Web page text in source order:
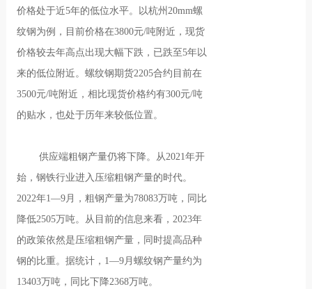
价格处于近5年的低位水平。以杭州20mm螺
纹钢为例，目前价格在3800元/吨附近，现货
价格较去年高点出现大幅下跌，已跌至5年以
来的低位附近。螺纹钢期货2205合约目前在
3500元/吨附近，相比现货价格约有300元/吨
的贴水，也处于历年来较低位置。
供应端粗钢产量仍将下降。从2021年开
始，钢铁行业进入压缩粗钢产量的时代。
2022年1—9月，粗钢产量为78083万吨，同比
降低2505万吨。从目前的信息来看，2023年
的政策依然是压缩粗钢产量，同时提高品种
钢的比重。据统计，1—9月螺纹钢产量约为
13403万吨，同比下降2368万吨。